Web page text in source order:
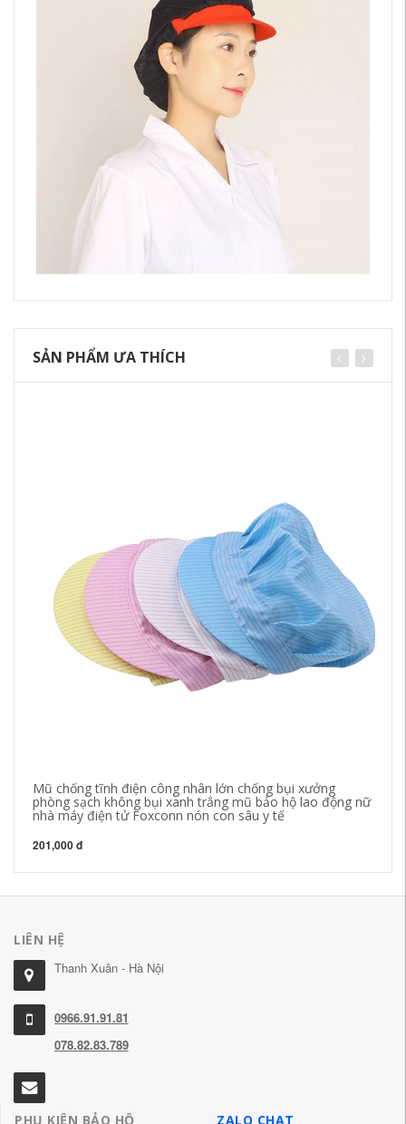
SẢN PHẨM ƯA THÍCH
Mũ chống tĩnh điện công nhân lớn chống bụi xưởng
phòng sạch không bụi xanh trắng mũ bảo hộ lao động nữ
nhà máy điện tử Foxconn nón con sâu y tế
201,000 đ
LIÊN HỆ
Thanh Xuân - Hà Nội
0966.91.91.81
078.82.83.789
PHỤ KIỆN BẢO HỘ ZALO CHAT